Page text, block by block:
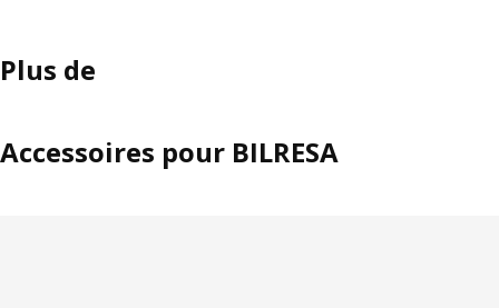
Plus de
Accessoires pour BILRESA